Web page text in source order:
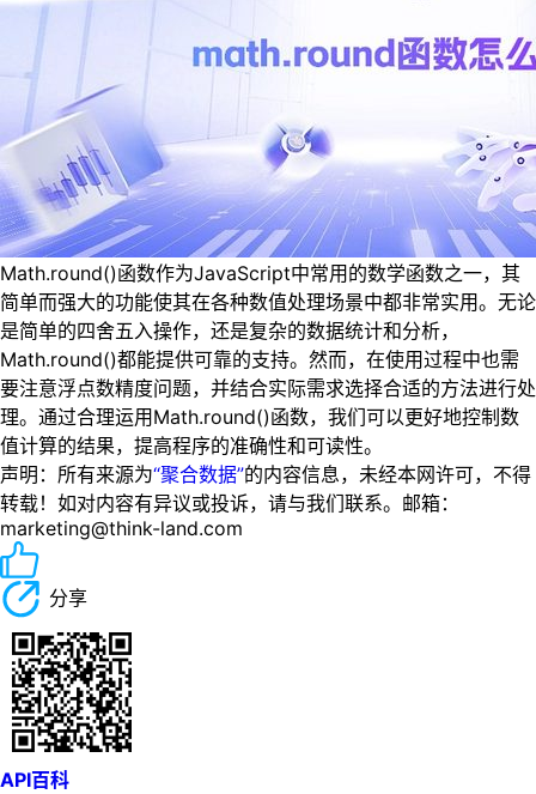
Math.round()函数作为JavaScript中常用的数学函数之一，其
简单而强大的功能使其在各种数值处理场景中都非常实用。无论
是简单的四舍五入操作，还是复杂的数据统计和分析，
Math.round()都能提供可靠的支持。然而，在使用过程中也需
要注意浮点数精度问题，并结合实际需求选择合适的方法进行处
理。通过合理运用Math.round()函数，我们可以更好地控制数
值计算的结果，提高程序的准确性和可读性。
声明：所有来源为“聚合数据”的内容信息，未经本网许可，不得
转载！如对内容有异议或投诉，请与我们联系。邮箱：
marketing@think-land.com
分享
API百科